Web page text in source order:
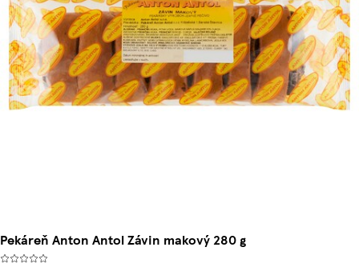
Pekáreň Anton Antol Závin makový 280 g